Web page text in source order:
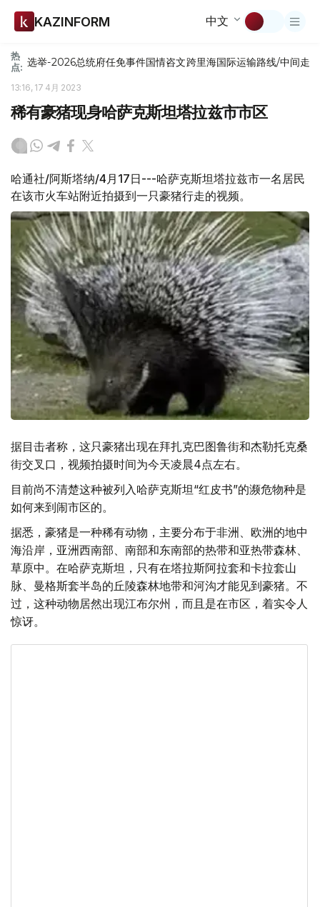
KAZINFORM 中文
热
点: 选举-2026总统府任免事件国情咨文跨里海国际运输路线/中间走廊
13:16, 17 4月 2023
稀有豪猪现身哈萨克斯坦塔拉兹市市区
哈通社/阿斯塔纳/4月17日---哈萨克斯坦塔拉兹市一名居民
在该市火车站附近拍摄到一只豪猪行走的视频。
据目击者称，这只豪猪出现在拜扎克巴图鲁街和杰勒托克桑
街交叉口，视频拍摄时间为今天凌晨4点左右。
目前尚不清楚这种被列入哈萨克斯坦“红皮书”的濒危物种是
如何来到闹市区的。
据悉，豪猪是一种稀有动物，主要分布于非洲、欧洲的地中
海沿岸，亚洲西南部、南部和东南部的热带和亚热带森林、
草原中。在哈萨克斯坦，只有在塔拉斯阿拉套和卡拉套山
脉、曼格斯套半岛的丘陵森林地带和河沟才能见到豪猪。不
过，这种动物居然出现江布尔州，而且是在市区，着实令人
惊讶。